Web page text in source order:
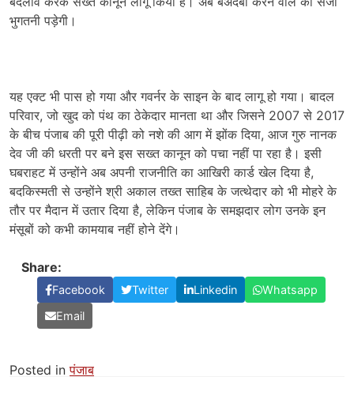
भुगतनी पड़ेगी।
यह एक्ट भी पास हो गया और गवर्नर के साइन के बाद लागू हो गया। बादल
परिवार, जो खुद को पंथ का ठेकेदार मानता था और जिसने 2007 से 2017
के बीच पंजाब की पूरी पीढ़ी को नशे की आग में झोंक दिया, आज गुरु नानक
देव जी की धरती पर बने इस सख्त कानून को पचा नहीं पा रहा है। इसी
घबराहट में उन्होंने अब अपनी राजनीति का आखिरी कार्ड खेल दिया है,
बदकिस्मती से उन्होंने श्री अकाल तख्त साहिब के जत्थेदार को भी मोहरे के
तौर पर मैदान में उतार दिया है, लेकिन पंजाब के समझदार लोग उनके इन
मंसूबों को कभी कामयाब नहीं होने देंगे।
Share:
Facebook Twitter Linkedin
Whatsapp
Email
Posted inपंजाब